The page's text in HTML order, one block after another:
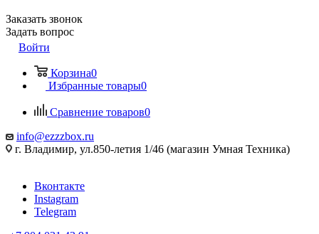
Заказать звонок
Задать вопрос
Войти
Корзина0
Избранные товары0
Сравнение товаров0
info@ezzzbox.ru
г. Владимир, ул.850-летия 1/46 (магазин Умная Техника)
Вконтакте
Instagram
Telegram